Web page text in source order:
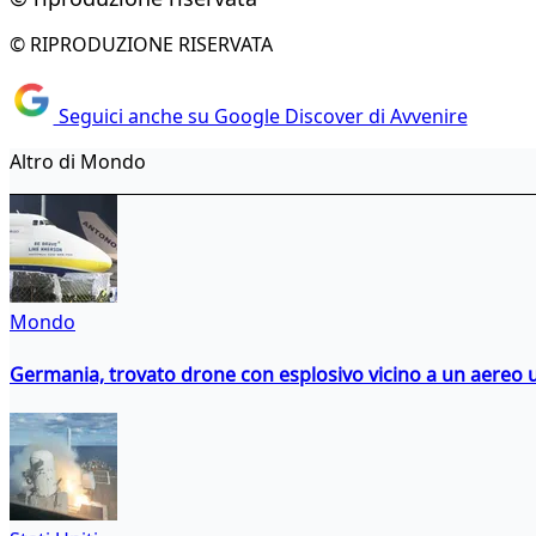
© RIPRODUZIONE RISERVATA
Seguici anche su Google Discover di Avvenire
Altro di Mondo
Mondo
Germania, trovato drone con esplosivo vicino a un aereo